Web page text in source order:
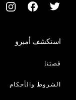
استكشف أمبرو
قصتنا
الشروط والأحكام